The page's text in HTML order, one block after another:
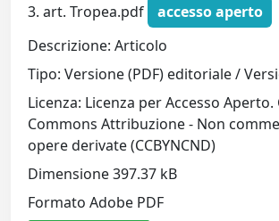
3. art. Tropea.pdf
accesso aperto
Descrizione: Articolo
Tipo: Versione (PDF) editoriale /
Licenza: Licenza per Accesso Aperto.
Commons Attribuzione - Non
opere derivate (CCBYNCND)
Dimensione 397.37 kB
Formato Adobe PDF